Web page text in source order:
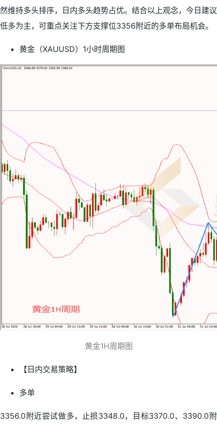
然维持多头排序，日内多头趋势占优。结合以上观念，今日建议
低多为主，可重点关注下方支撑位3356附近的多单布局机会。
黄金（XAUUSD）1小时周期图
黄金1H周期图
【日内交易策略】
多单
3356.0附近尝试做多，止损3348.0，目标3370.0、3390.0附